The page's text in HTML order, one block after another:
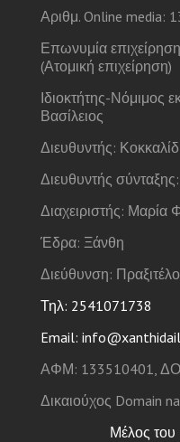
Αριθμ. Online media:
Επωνυμία
(Ατομική επιχείρηση)
Ιδιοκτήτης-Νόμιμος
Βασίλειος
Διευθυντής:
Διευθυντής
Διαχειριστής: Μαρία
Έδρα: Ξάνθη
Διεύθυνση:
Τηλ: 2541071738
Email:
ΑΦΜ: 133510401,
Δικαιούχος Domain
Μέλος του